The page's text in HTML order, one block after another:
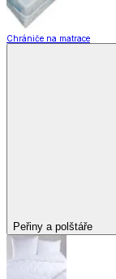
Chrániče na matrace
Peřiny a polštáře